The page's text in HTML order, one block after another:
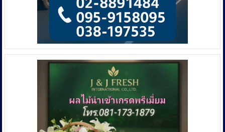
ซ้อน
มาก
ขึ้น
โดย
ให้
ทุก
ส่วน
และ
หน่วย
งาน
ที่
เกี่ยวข้อง